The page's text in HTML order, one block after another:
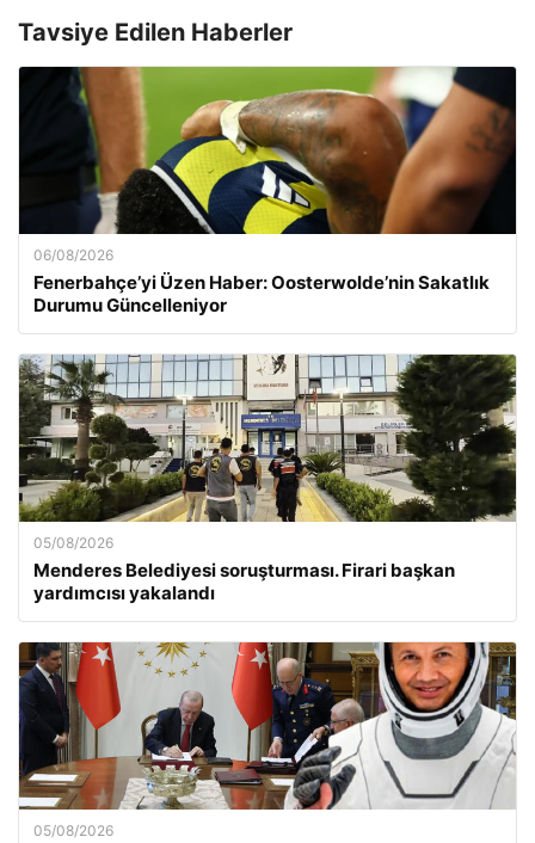
Tavsiye Edilen Haberler
06/08/2026
Fenerbahçe’yi Üzen Haber: Oosterwolde’nin Sakatlık
Durumu Güncelleniyor
05/08/2026
Menderes Belediyesi soruşturması. Firari başkan
yardımcısı yakalandı
05/08/2026